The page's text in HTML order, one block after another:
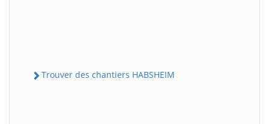
Trouver des chantiers HABSHEIM